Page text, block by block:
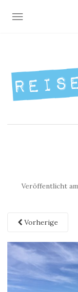
NAVIGATION
Veröffentlicht am
Vorherige